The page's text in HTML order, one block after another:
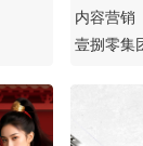
内容营销
壹捌零集